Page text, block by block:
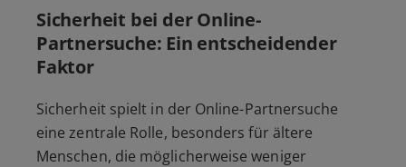
Sicherheit bei der Online-
Partnersuche: Ein entscheidender
Faktor
Sicherheit spielt in der Online-Partnersuche
eine zentrale Rolle, besonders für ältere
Menschen, die möglicherweise weniger